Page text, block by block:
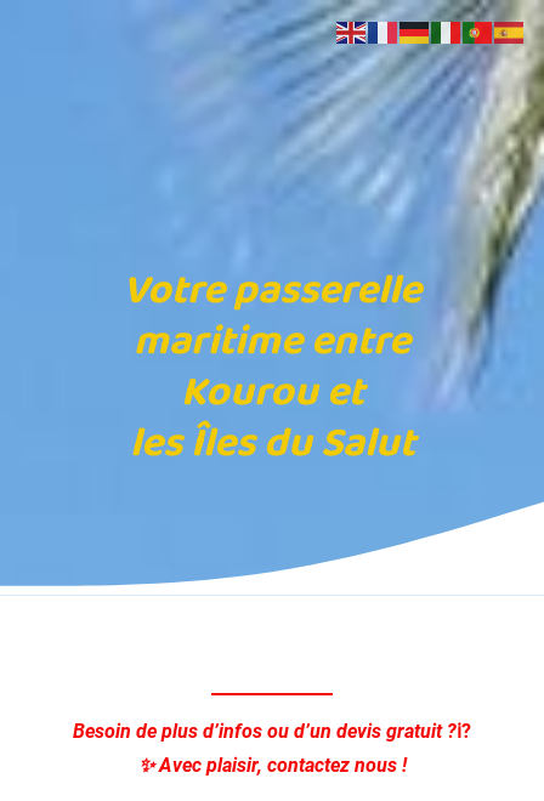
Votre passerelle
maritime entre
Kourouet
lesÎles du Salut
Besoin de plus d’infos ou d’un devis gratuit ?ℹ️?
✨ Avec plaisir, contactez nous !